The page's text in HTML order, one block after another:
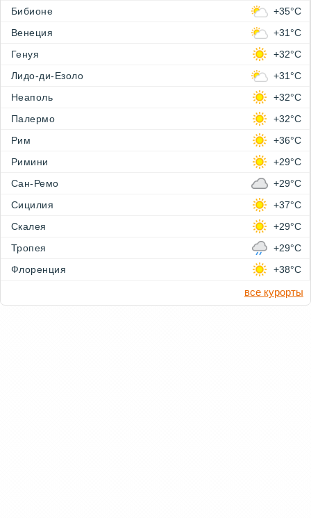
Бибионе
+35°C
Венеция
+31°C
Генуя
+32°C
Лидо-ди-Езоло
+31°C
Неаполь
+32°C
Палермо
+32°C
Рим
+36°C
Римини
+29°C
Сан-Ремо
+29°C
Сицилия
+37°C
Скалея
+29°C
Тропея
+29°C
Флоренция
+38°C
все курорты